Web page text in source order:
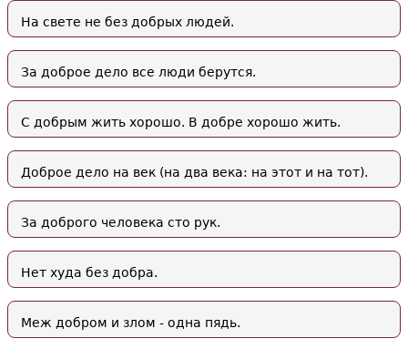
На свете не без добрых людей.
За доброе дело все люди берутся.
С добрым жить хорошо. В добре хорошо жить.
Доброе дело на век (на два века: на этот и на тот).
За доброго человека сто рук.
Нет худа без добра.
Меж добром и злом - одна пядь.